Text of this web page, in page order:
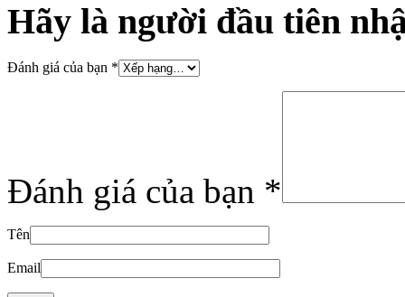
Hãy là người đầu tiên
Đánh giá của bạn *
Đánh giá của bạn *
Tên
Email